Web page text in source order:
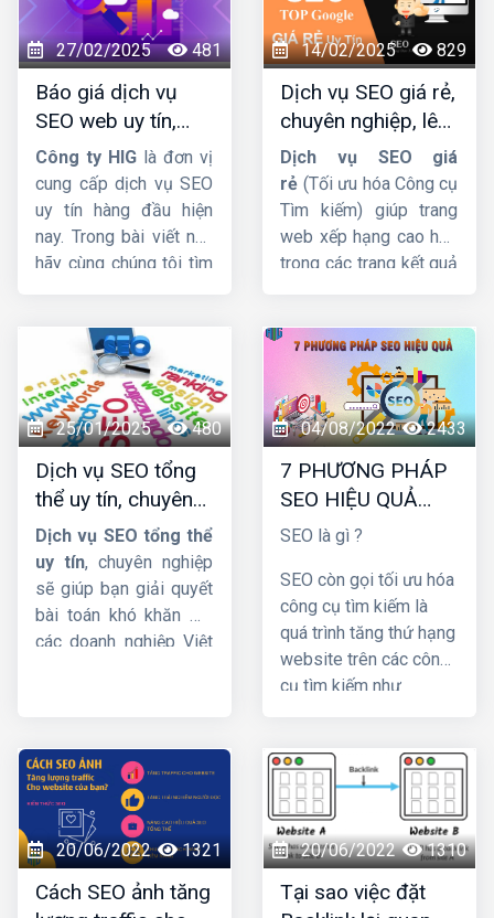
27/02/2025 481
Báo giá dịch vụ
SEO web uy tín,
chuyên nghiệp,
hiệu quả lâu dài
Công ty HIG là đơn vị
cung cấp dịch vụ SEO
uy tín hàng đầu hiện
nay. Trong bài viết này
hãy cùng chúng tôi tìm
nhật mới nhất.
14/02/2025 829
Dịch vụ SEO giá rẻ,
chuyên nghiệp, lên
TOP Google bền
vững
Dịch vụ SEO giá
rẻ (Tối ưu hóa Công cụ
Tìm kiếm) giúp trang
web xếp hạng cao hơn
trong các trang kết quả
lượng truy cập hơn đến
trang web. Trong bài
viết này, cùngHIGtìm
hiểu chi tiết về dịch vụ
này nhá !
25/01/2025 480
Dịch vụ SEO tổng
thể uy tín, chuyên
nghiệp và hiệu quả
Dịch vụ SEO tổng thể
uy tín, chuyên nghiệp
sẽ giúp bạn giải quyết
bài toán khó khăn mà
các doanh nghiệp Việt
dưới đây củaHIGnhé !
04/08/2022 2433
7 PHƯƠNG PHÁP
SEO HIỆU QUẢ
BẠN NÊN BIẾT
SEO là gì ?
SEO còn gọi tối ưu hóa
công cụ tìm kiếm là
quá trình tăng thứ hạng
website trên các công
cụ tìm kiếm như
thương hiệu tới khách
hàng. SEO có 3 phần:
chiến lược, chiến thuật
và copywriting. Khi
đảm bảo 3 yếu tố đó
thì chiến lược
20/06/2022 1321
Cách SEO ảnh tăng
20/06/2022 1310
Tại sao việc đặt